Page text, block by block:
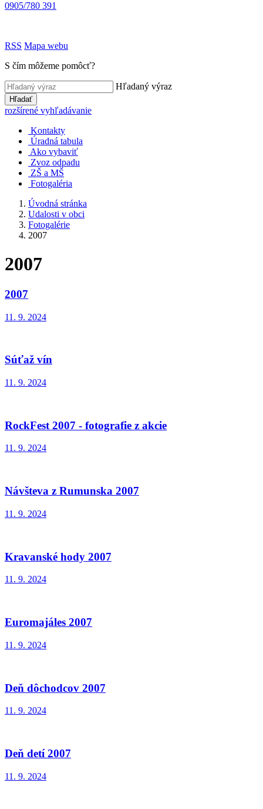
0905/780 391
RSS Mapa webu
S čím môžeme pomôcť?
Hľadaný výraz
Hľadať
rozšírené vyhľadávanie
Kontakty
Úradná tabula
Ako vybaviť
Zvoz odpadu
ZŠ a MŠ
Fotogaléria
Úvodná stránka
Udalosti v obci
Fotogalérie
2007
2007
2007
11. 9. 2024
Súťaž vín
11. 9. 2024
RockFest 2007 - fotografie z akcie
11. 9. 2024
Návšteva z Rumunska 2007
11. 9. 2024
Kravanské hody 2007
11. 9. 2024
Euromajáles 2007
11. 9. 2024
Deň dôchodcov 2007
11. 9. 2024
Deň detí 2007
11. 9. 2024